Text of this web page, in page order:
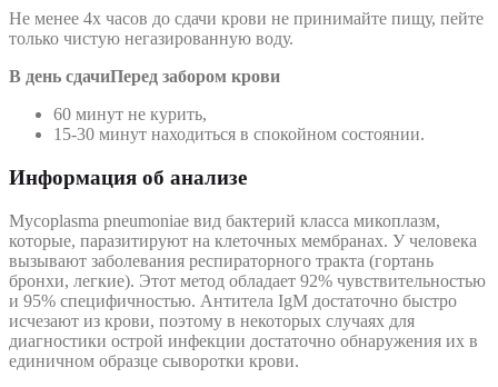
Не менее 4х часов до сдачи крови не принимайте пищу, пейте
только чистую негазированную воду.
В день сдачиПеред забором крови
60 минут не курить,
15-30 минут находиться в спокойном состоянии.
Информация об анализе
Mycoplasma pneumoniae вид бактерий класса микоплазм,
которые, паразитируют на клеточных мембранах. У человека
вызывают заболевания респираторного тракта (гортань
бронхи, легкие). Этот метод обладает 92% чувствительностью
и 95% специфичностью. Антитела IgM достаточно быстро
исчезают из крови, поэтому в некоторых случаях для
диагностики острой инфекции достаточно обнаружения их в
единичном образце сыворотки крови.